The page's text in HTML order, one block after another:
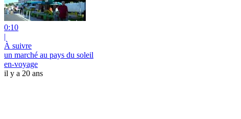
0:10
|
À suivre
un marché au pays du soleil
en-voyage
il y a 20 ans